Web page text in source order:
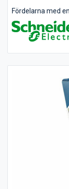
Fördelarna med
säkrare och
inte riskerar att bli
dessutom...